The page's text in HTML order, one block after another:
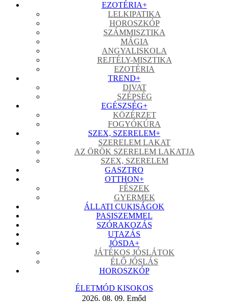
EZOTÉRIA+
LELKIPATIKA
HOROSZKÓP
SZÁMMISZTIKA
MÁGIA
ANGYALISKOLA
REJTÉLY-MISZTIKA
EZOTÉRIA
TREND+
DIVAT
SZÉPSÉG
EGÉSZSÉG+
KÖZÉRZET
FOGYÓKÚRA
SZEX, SZERELEM+
SZERELEM LAKAT
AZ ÖRÖK SZERELEM LAKATJA
SZEX, SZERELEM
GASZTRO
OTTHON+
FÉSZEK
GYERMEK
ÁLLATI CUKISÁGOK
PASISZEMMEL
SZÓRAKOZÁS
UTAZÁS
JÓSDA+
JÁTÉKOS JÓSLÁTOK
ÉLŐ JÓSLÁS
HOROSZKÓP
ÉLETMÓD KISOKOS
2026. 08. 09. Emőd